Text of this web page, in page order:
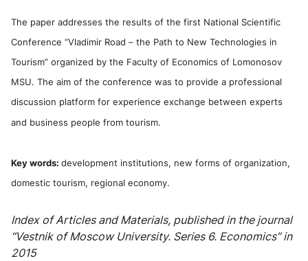
The paper addresses the results of the first National Scientific
Conference “Vladimir Road – the Path to New Technologies in
Tourism” organized by the Faculty of Economics of Lomonosov
MSU. The aim of the conference was to provide a professional
discussion platform for experience exchange between experts
and business people from tourism.
Key words: development institutions, new forms of organization,
domestic tourism, regional economy.
Index of Articles and Materials, published in the journal
“Vestnik of Moscow University. Series 6. Economics” in
2015